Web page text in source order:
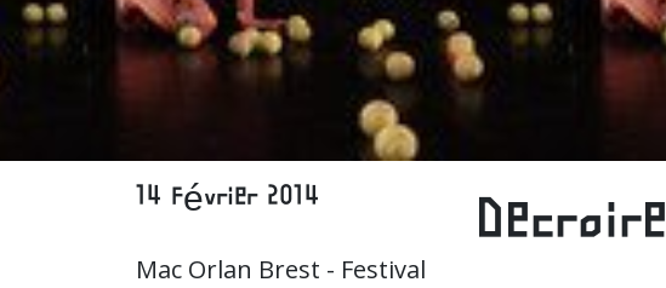
14 février 2014
Mac Orlan Brest - Festival
Decroire